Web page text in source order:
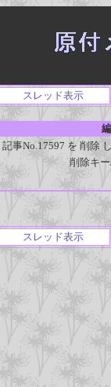
スレッド表示
記事No.17597 を 削除
削除キ
スレッド表示